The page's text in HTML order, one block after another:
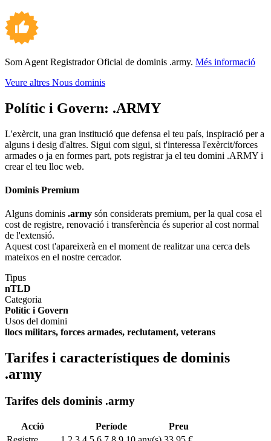
Som Agent Registrador Oficial de dominis .army. Més informació
Veure altres Nous dominis
Polític i Govern: .ARMY
L'exèrcit, una gran institució que defensa el teu país, inspiració per a
alguns i desig d'altres. Sigui com sigui, si t'interessa l'exèrcit/forces
armades o ja en formes part, pots registrar ja el teu domini .ARMY i
crear el teu lloc web.
Dominis Premium
Alguns dominis .army són considerats premium, per la qual cosa el
cost de registre, renovació i transferència és superior al cost normal
de l'extensió.
Aquest cost t'apareixerà en el moment de realitzar una cerca dels
mateixos en el nostre cercador.
Tipus
nTLD
Categoria
Polític i Govern
Usos del domini
llocs militars, forces armades, reclutament, veterans
Tarifes i característiques de dominis
.army
Tarifes dels dominis .army
Acció Període
Preu